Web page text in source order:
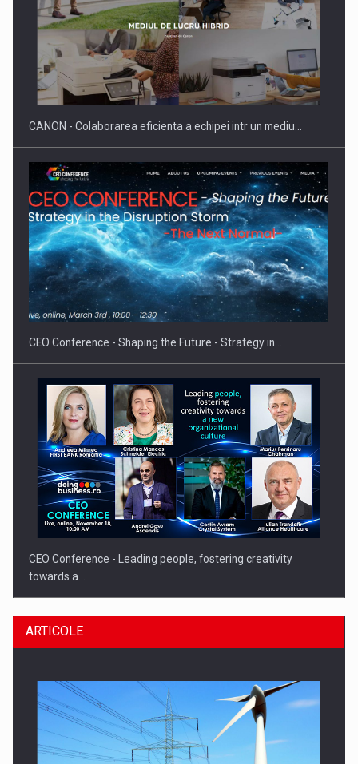
SAPTE PERSONALITATI DIN MEDIUL DE AFACERI, ACADEMIC
SI INSTITUTIONAL…
Hard Enduro Piatra Craiului 2026, fueled by benzinariile RO…
CANON - Colaborarea eficienta a echipei intr un mediu…
CEO Conference - Shaping the Future - Strategy in…
CEO Conference - Leading people, fostering creativity
towards a…
ARTICOLE